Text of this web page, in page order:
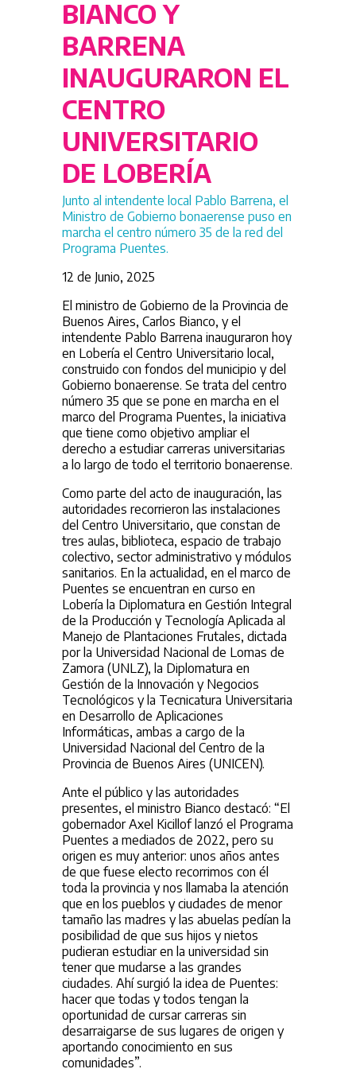
BIANCO Y
BARRENA
INAUGURARON EL
CENTRO
UNIVERSITARIO
DE LOBERÍA
Junto al intendente local Pablo Barrena, el
Ministro de Gobierno bonaerense puso en
marcha el centro número 35 de la red del
Programa Puentes.
12 de Junio, 2025
El ministro de Gobierno de la Provincia de
Buenos Aires, Carlos Bianco, y el
intendente Pablo Barrena inauguraron hoy
en Lobería el Centro Universitario local,
construido con fondos del municipio y del
Gobierno bonaerense. Se trata del centro
número 35 que se pone en marcha en el
marco del Programa Puentes, la iniciativa
que tiene como objetivo ampliar el
derecho a estudiar carreras universitarias
a lo largo de todo el territorio bonaerense.
Como parte del acto de inauguración, las
autoridades recorrieron las instalaciones
del Centro Universitario, que constan de
tres aulas, biblioteca, espacio de trabajo
colectivo, sector administrativo y módulos
sanitarios. En la actualidad, en el marco de
Puentes se encuentran en curso en
Lobería la Diplomatura en Gestión Integral
de la Producción y Tecnología Aplicada al
Manejo de Plantaciones Frutales, dictada
por la Universidad Nacional de Lomas de
Zamora (UNLZ), la Diplomatura en
Gestión de la Innovación y Negocios
Tecnológicos y la Tecnicatura Universitaria
en Desarrollo de Aplicaciones
Informáticas, ambas a cargo de la
Universidad Nacional del Centro de la
Provincia de Buenos Aires (UNICEN).
Ante el público y las autoridades
presentes, el ministro Bianco destacó: “El
gobernador Axel Kicillof lanzó el Programa
Puentes a mediados de 2022, pero su
origen es muy anterior: unos años antes
de que fuese electo recorrimos con él
toda la provincia y nos llamaba la atención
que en los pueblos y ciudades de menor
tamaño las madres y las abuelas pedían la
posibilidad de que sus hijos y nietos
pudieran estudiar en la universidad sin
tener que mudarse a las grandes
ciudades. Ahí surgió la idea de Puentes:
hacer que todas y todos tengan la
oportunidad de cursar carreras sin
desarraigarse de sus lugares de origen y
aportando conocimiento en sus
comunidades”.